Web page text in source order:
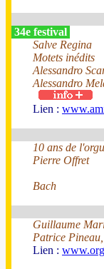
34e festival
Salve Regina
Motets inédits
Alessandro
Alessandro
Lien :
10 ans de
Pierre Offret
Bach
Guillaume
Patrice
Lien :